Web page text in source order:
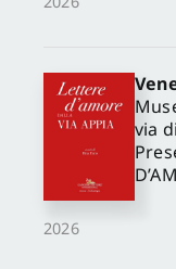
2026
via